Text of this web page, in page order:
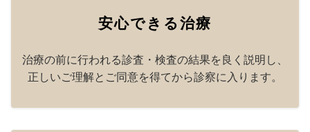
安心できる治療
治療の前に行われる診査・検査の結果を良く説明し、
正しいご理解とご同意を得てから診察に入ります。